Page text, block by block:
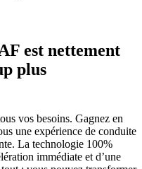
est nettement
plus
vos besoins. Gagnez en
une expérience de conduite
La technologie 100%
immédiate et d’une